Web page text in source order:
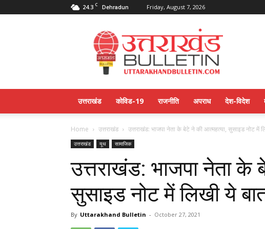
24.3 C Dehradun Friday, August 7, 2026
Uttarakahnd
Bulletin
उत्तराखंड कोविड-19 राजनीति अपराध देश-विदेश
Home उत्तराखंड उत्तराखंड: भाजपा नेता के बेटे ने की आत्महत्या, सुसाइड नोट में
उत्तराखंड यूथ सामाजिक
उत्तराखंड: भाजपा नेता के
सुसाइड नोट में लिखी ये
By Uttarakhand Bulletin - October 27, 2021